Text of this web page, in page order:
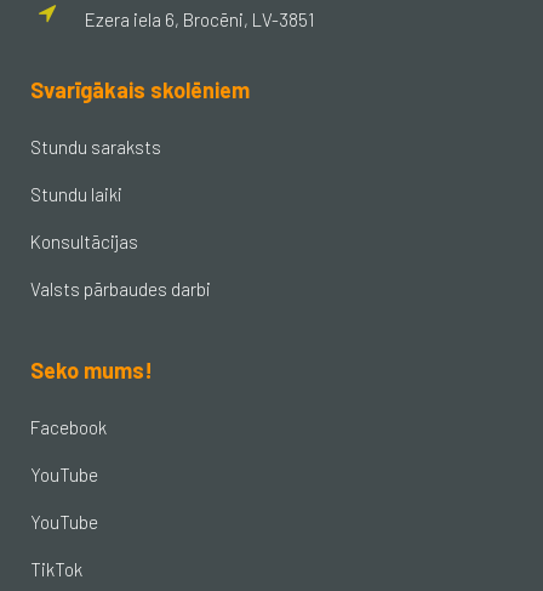
Ezera iela 6, Brocēni, LV-3851
Svarīgākais skolēniem
Stundu saraksts
Stundu laiki
Konsultācijas
Valsts pārbaudes darbi
Seko mums!
Facebook
YouTube
YouTube
TikTok